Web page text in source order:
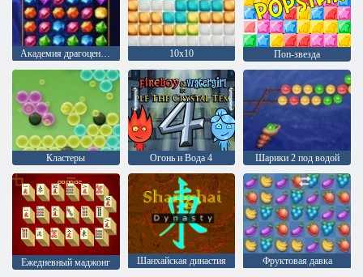
Академия драгоценного камня 10х10 Поп-звезда
Кластеры Огонь и Вода 4 Шарики 2 под водой
Ежедневный маджонг Шанхайская династия Фруктовая давка